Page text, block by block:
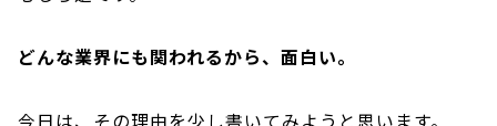
どんな業界にも関われるから、面白い。
今日は、その理由を少し書いてみようと思います。